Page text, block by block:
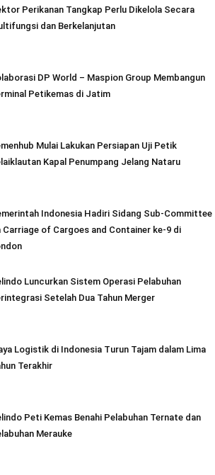
Perikanan Tangkap Perlu Dikelola Secara
dan Berkelanjutan
DP World – Maspion Group Membangun
Petikemas di Jatim
Mulai Lakukan Persiapan Uji Petik
Kapal Penumpang Jelang Nataru
Indonesia Hadiri Sidang Sub-Committee
Carriage of Cargoes and Container ke-9 di
Luncurkan Sistem Operasi Pelabuhan
Setelah Dua Tahun Merger
Logistik di Indonesia Turun Tajam dalam Lima
Terakhir
Peti Kemas Benahi Pelabuhan Ternate dan
Merauke